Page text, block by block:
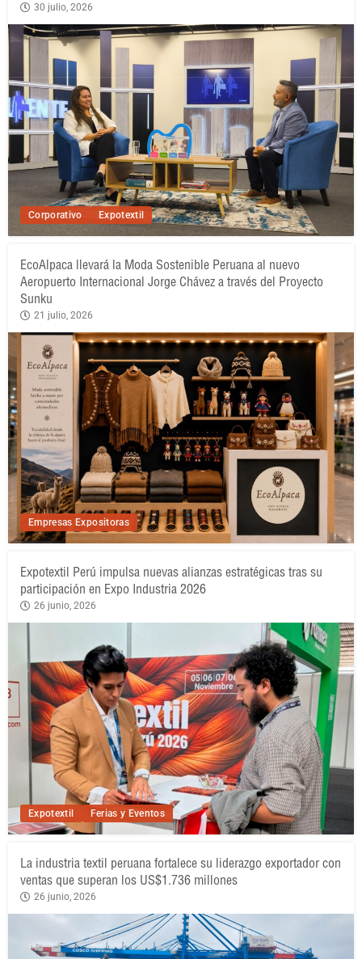
Corporativo Expotextil
30 julio, 2026
Empresas Expositoras
EcoAlpaca llevará la Moda Sostenible Peruana al nuevo
Aeropuerto Internacional Jorge Chávez a través del Proyecto
Sunku
21 julio, 2026
Expotextil Ferias y Eventos
Expotextil Perú impulsa nuevas alianzas estratégicas tras su
participación en Expo Industria 2026
26 junio, 2026
La industria textil peruana fortalece su liderazgo exportador con
ventas que superan los US$1.736 millones
26 junio, 2026